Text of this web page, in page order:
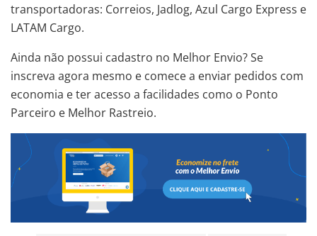
transportadoras: Correios, Jadlog, Azul Cargo Express e
LATAM Cargo.
Ainda não possui cadastro no Melhor Envio? Se
inscreva agora mesmo e comece a enviar pedidos com
economia e ter acesso a facilidades como o Ponto
Parceiro e Melhor Rastreio.